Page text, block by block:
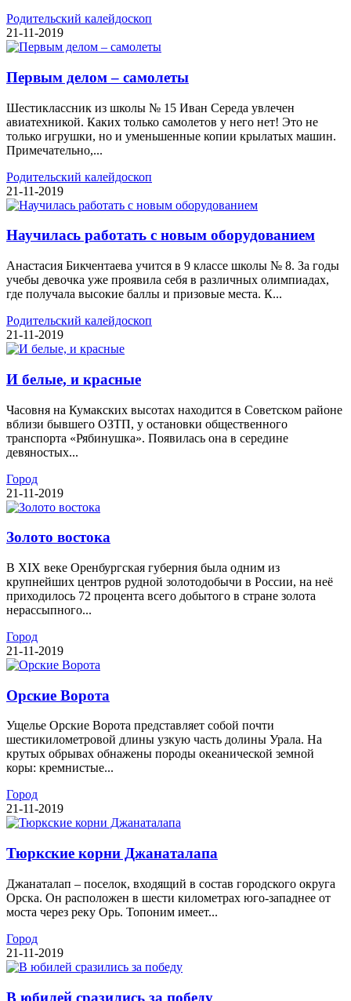
Родительский калейдоскоп
21-11-2019
Первым делом – самолеты
Шестиклассник из школы № 15 Иван Середа увлечен
авиатехникой. Каких только самолетов у него нет! Это не
только игрушки, но и уменьшенные копии крылатых машин.
Примечательно,...
Родительский калейдоскоп
21-11-2019
Научилась работать с новым оборудованием
Анастасия Бикчентаева учится в 9 классе школы № 8. За годы
учебы девочка уже проявила себя в различных олимпиадах,
где получала высокие баллы и призовые места. К...
Родительский калейдоскоп
21-11-2019
И белые, и красные
Часовня на Кумакских высотах находится в Советском районе
вблизи бывшего ОЗТП, у остановки общественного
транспорта «Рябинушка». Появилась она в середине
девяностых...
Город
21-11-2019
Золото востока
В XIX веке Оренбургская губерния была одним из
крупнейших центров рудной золотодобычи в России, на неё
приходилось 72 процента всего добытого в стране золота
нерассыпного...
Город
21-11-2019
Орские Ворота
Ущелье Орские Ворота представляет собой почти
шестикилометровой длины узкую часть долины Урала. На
крутых обрывах обнажены породы океанической земной
коры: кремнистые...
Город
21-11-2019
Тюркские корни Джанаталапа
Джанаталап – поселок, входящий в состав городского округа
Орска. Он расположен в шести километрах юго-западнее от
моста через реку Орь. Топоним имеет...
Город
21-11-2019
В юбилей сразились за победу